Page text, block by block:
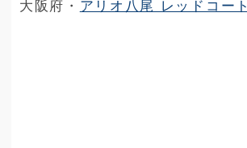
大阪府・ アリオ八尾 レッドコート